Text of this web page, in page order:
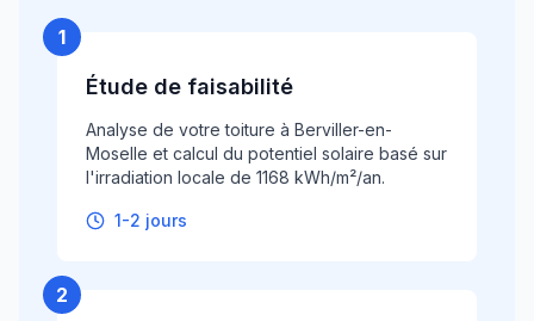
1
Étude de faisabilité
Analyse de votre toiture à Berviller-en-
Moselle et calcul du potentiel solaire basé sur
l'irradiation locale de 1168 kWh/m²/an.
1-2 jours
2